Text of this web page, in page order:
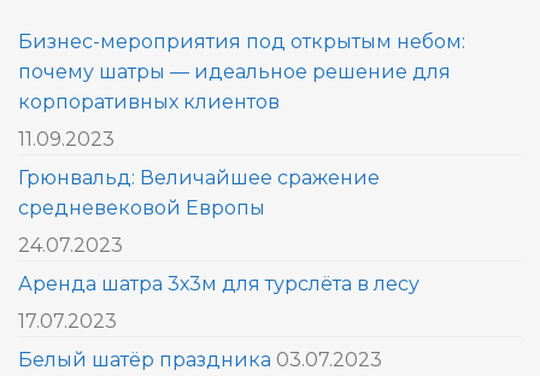
Бизнес-мероприятия под открытым небом:
почему шатры — идеальное решение для
корпоративных клиентов
11.09.2023
Грюнвальд: Величайшее сражение
средневековой Европы
24.07.2023
Аренда шатра 3х3м для турслёта в лесу
17.07.2023
Белый шатёр праздника 03.07.2023